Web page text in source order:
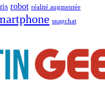
robot réalité augmentée
snapchat